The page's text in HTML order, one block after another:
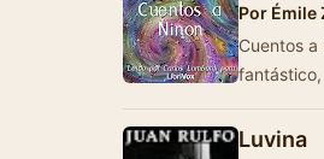
Por Émile
Cuentos
Luvina